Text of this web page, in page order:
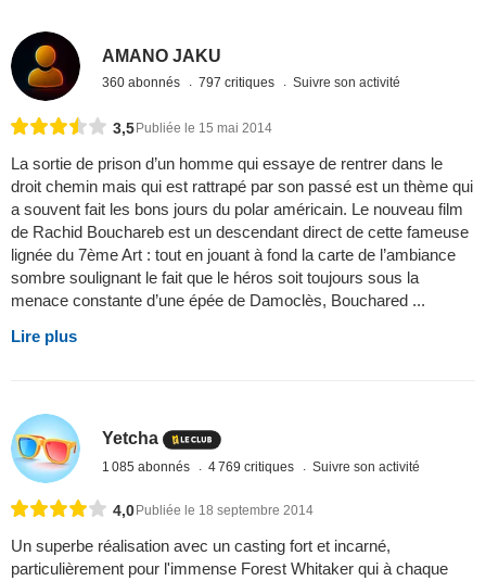
AMANO JAKU
360 abonnés 797 critiques Suivre son activité
3,5 Publiée le 15 mai 2014
La sortie de prison d’un homme qui essaye de rentrer dans le
droit chemin mais qui est rattrapé par son passé est un thème qui
a souvent fait les bons jours du polar américain. Le nouveau film
de Rachid Bouchareb est un descendant direct de cette fameuse
lignée du 7ème Art : tout en jouant à fond la carte de l’ambiance
sombre soulignant le fait que le héros soit toujours sous la
menace constante d’une épée de Damoclès, Bouchared ...
Lire plus
Yetcha
1 085 abonnés 4 769 critiques Suivre son activité
4,0 Publiée le 18 septembre 2014
Un superbe réalisation avec un casting fort et incarné,
particulièrement pour l'immense Forest Whitaker qui à chaque